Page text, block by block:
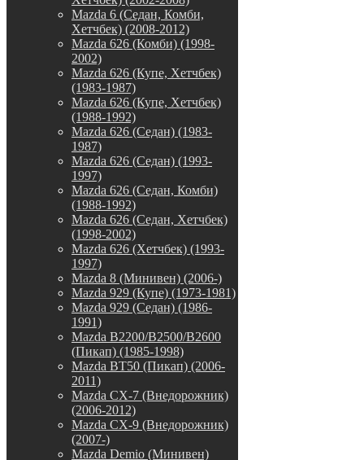
Mazda 6 (Седан, Комби,
Хетчбек) (2008-2012)
Mazda 626 (Комби) (1998-
2002)
Mazda 626 (Купе, Хетчбек)
(1983-1987)
Mazda 626 (Купе, Хетчбек)
(1988-1992)
Mazda 626 (Седан) (1983-
1987)
Mazda 626 (Седан) (1993-
1997)
Mazda 626 (Седан, Комби)
(1988-1992)
Mazda 626 (Седан, Хетчбек)
(1998-2002)
Mazda 626 (Хетчбек) (1993-
1997)
Mazda 8 (Минивен) (2006-)
Mazda 929 (Купе) (1973-1981)
Mazda 929 (Седан) (1986-
1991)
Mazda B2200/B2500/B2600
(Пикап) (1985-1998)
Mazda BT50 (Пикап) (2006-
2011)
Mazda CX-7 (Внедорожник)
(2006-2012)
Mazda CX-9 (Внедорожник)
(2007-)
Mazda Demio (Минивен)